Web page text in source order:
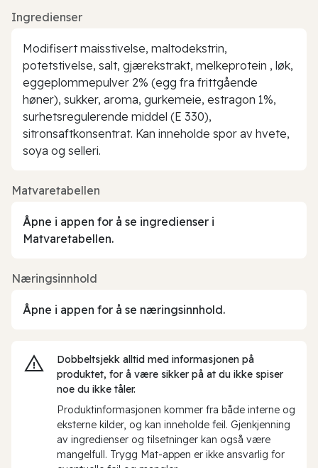
Ingredienser
Modifisert maisstivelse, maltodekstrin,
potetstivelse, salt, gjærekstrakt, melkeprotein , løk,
eggeplommepulver 2% (egg fra frittgående
høner), sukker, aroma, gurkemeie, estragon 1%,
surhetsregulerende middel (E 330),
sitronsaftkonsentrat. Kan inneholde spor av hvete,
soya og selleri.
Matvaretabellen
Åpne i appen for å se ingredienser i
Matvaretabellen.
Næringsinnhold
Åpne i appen for å se næringsinnhold.
Dobbeltsjekk alltid med informasjonen på
produktet, for å være sikker på at du ikke spiser
noe du ikke tåler.
Produktinformasjonen kommer fra både interne og
eksterne kilder, og kan inneholde feil. Gjenkjenning
av ingredienser og tilsetninger kan også være
mangelfull. Trygg Mat-appen er ikke ansvarlig for